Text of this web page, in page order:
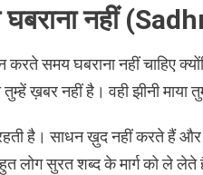
नहीं
समय घबराना नहीं चाहिए
तुम्हें ख़बर नहीं है। वही झीनी
है। साधन ख़ुद नहीं करते हैं
लोग सुरत शब्द के मार्ग को ले